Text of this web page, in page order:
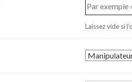
Laissez vide si